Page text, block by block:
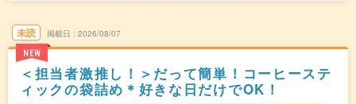
未読
NEW
掲載日 2026/08/07
＜担当者激推し！＞だって簡単！コーヒーステ
ィックの袋詰め＊好きな日だけでOK！